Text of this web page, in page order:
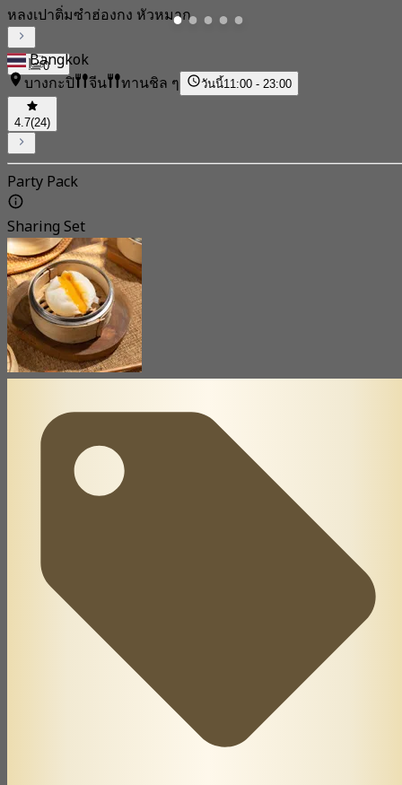
0
หลงเปาติ่มซำฮ่องกง หัวหมาก
Bangkok
บางกะปิ
จีน ทานชิล ๆ วันนี้11:00 - 23:00
4.7(24)
Party Pack
Sharing Set